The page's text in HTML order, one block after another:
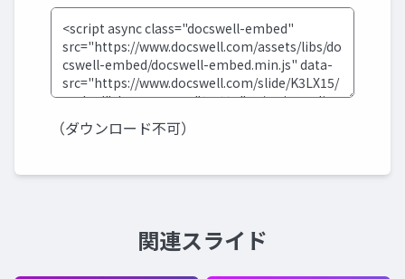
（ダウンロード不可）
関連スライド